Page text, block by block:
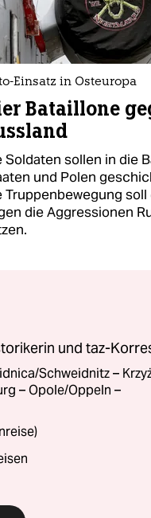
Einsatz in Osteuropa
Bataillone
Soldaten sollen in die
und Polen
Truppenbewegung soll
die Aggressionen
und taz-
Schweidnitz –
– Opole/Oppeln –